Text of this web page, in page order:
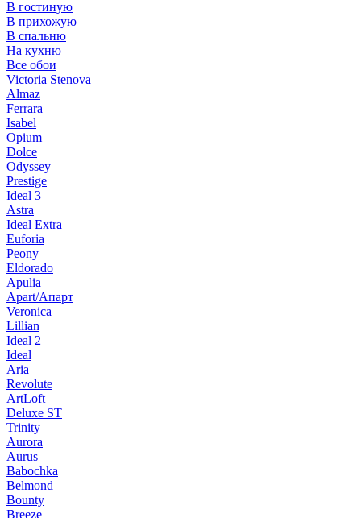
В гостиную
В прихожую
В спальню
На кухню
Все обои
Victoria Stenova
Almaz
Ferrara
Isabel
Opium
Dolce
Odyssey
Prestige
Ideal 3
Astra
Ideal Extra
Euforia
Peony
Eldorado
Apulia
Apart/Апарт
Veronica
Lillian
Ideal 2
Ideal
Aria
Revolute
ArtLoft
Deluxe ST
Trinity
Aurora
Aurus
Babochka
Belmond
Bounty
Breeze